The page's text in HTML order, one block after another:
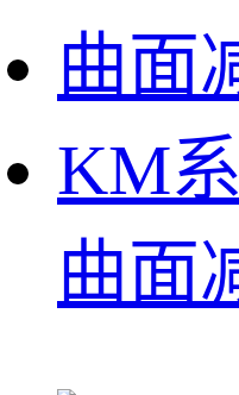
KM
曲面